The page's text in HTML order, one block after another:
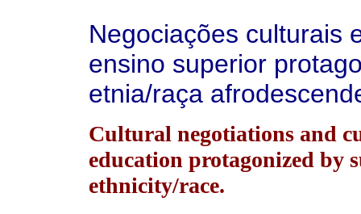
Negociações culturais
ensino superior
etnia/raça
Cultural negotiations and
education protagonized by
ethnicity/race.